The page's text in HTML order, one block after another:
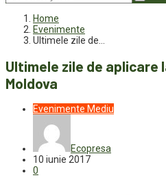
Home
Evenimente
Ultimele zile de…
Ultimele zile de aplicare
Moldova
Evenimente Mediu
Ecopresa
10 iunie 2017
0